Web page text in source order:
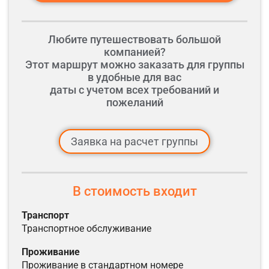
Любите путешествовать большой
компанией?
Этот маршрут можно заказать для группы
в удобные для вас
даты с учетом всех требований и
пожеланий
Заявка на расчет группы
В стоимость входит
транспорт
транспортное обслуживание
проживание
проживание в стандартном номере